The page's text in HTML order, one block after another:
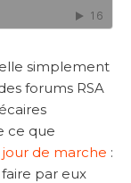
simplement
forums RSA
ce que
de marche :
par eux